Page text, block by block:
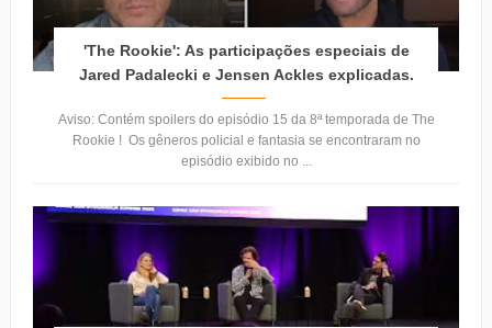
'The Rookie': As participações especiais de
Jared Padalecki e Jensen Ackles explicadas.
Aviso: Contém spoilers do episódio 15 da 8ª temporada de The
Rookie ! Os gêneros policial e fantasia se encontraram no
episódio exibido no ...